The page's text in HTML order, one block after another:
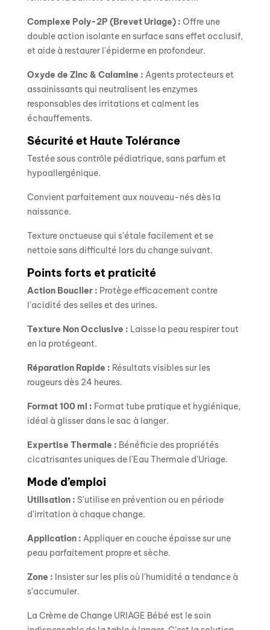
Complexe Poly-2P (Brevet Uriage) : Offre une
double action isolante en surface sans effet occlusif,
et aide à restaurer l'épiderme en profondeur.
Oxyde de Zinc & Calamine : Agents protecteurs et
assainissants qui neutralisent les enzymes
responsables des irritations et calment les
échauffements.
Sécurité et Haute Tolérance
Testée sous contrôle pédiatrique, sans parfum et
hypoallergénique.
Convient parfaitement aux nouveau-nés dès la
naissance.
Texture onctueuse qui s'étale facilement et se
nettoie sans difficulté lors du change suivant.
Points forts et praticité
Action Bouclier : Protège efficacement contre
l'acidité des selles et des urines.
Texture Non Occlusive : Laisse la peau respirer tout
en la protégeant.
Réparation Rapide : Résultats visibles sur les
rougeurs dès 24 heures.
Format 100 ml : Format tube pratique et hygiénique,
idéal à glisser dans le sac à langer.
Expertise Thermale : Bénéficie des propriétés
cicatrisantes uniques de l'Eau Thermale d'Uriage.
Mode d’emploi
Utilisation : S'utilise en prévention ou en période
d'irritation à chaque change.
Application : Appliquer en couche épaisse sur une
peau parfaitement propre et sèche.
Zone : Insister sur les plis où l'humidité a tendance à
s'accumuler.
La Crème de Change URIAGE Bébé est le soin